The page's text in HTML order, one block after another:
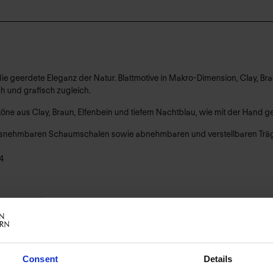
Consent Details
geerdete Eleganz der Natur. Blattmotive in Makro-Dimension, Clay,
und grafisch zugleich.
aus Clay, Braun, Elfenbein und tiefem Nachtblau, wie mit der Hand
Schaumschalen sowie abnehmbaren und verstellbaren
Elasthan
Elasthan